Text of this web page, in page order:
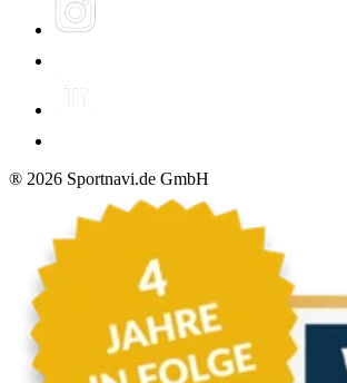
® 2026 Sportnavi.de GmbH